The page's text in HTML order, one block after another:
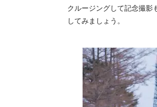
クルージングして記念撮影
してみましょう。